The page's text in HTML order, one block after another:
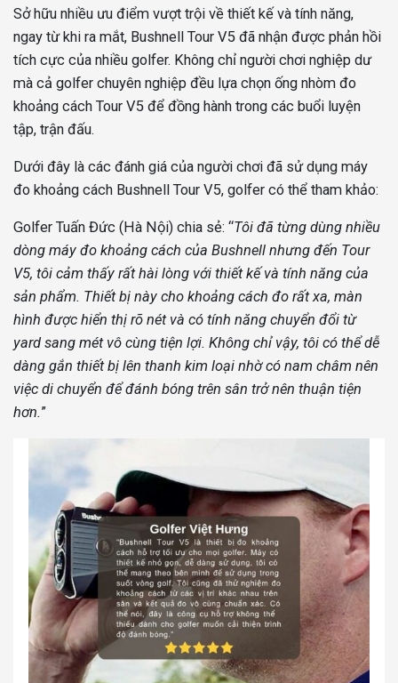
Sở hữu nhiều ưu điểm vượt trội về thiết kế và tính năng,
ngay từ khi ra mắt, Bushnell Tour V5 đã nhận được phản hồi
tích cực của nhiều golfer. Không chỉ người chơi nghiệp dư
mà cả golfer chuyên nghiệp đều lựa chọn ống nhòm đo
khoảng cách Tour V5 để đồng hành trong các buổi luyện
tập, trận đấu.
Dưới đây là các đánh giá của người chơi đã sử dụng máy
đo khoảng cách Bushnell Tour V5, golfer có thể tham khảo:
Golfer Tuấn Đức (Hà Nội) chia sẻ: “Tôi đã từng dùng nhiều
dòng máy đo khoảng cách của Bushnell nhưng đến Tour
V5, tôi cảm thấy rất hài lòng với thiết kế và tính năng của
sản phẩm. Thiết bị này cho khoảng cách đo rất xa, màn
hình được hiển thị rõ nét và có tính năng chuyển đổi từ
yard sang mét vô cùng tiện lợi. Không chỉ vậy, tôi có thể dễ
dàng gắn thiết bị lên thanh kim loại nhờ có nam châm nên
việc di chuyển để đánh bóng trên sân trở nên thuận tiện
hơn.”